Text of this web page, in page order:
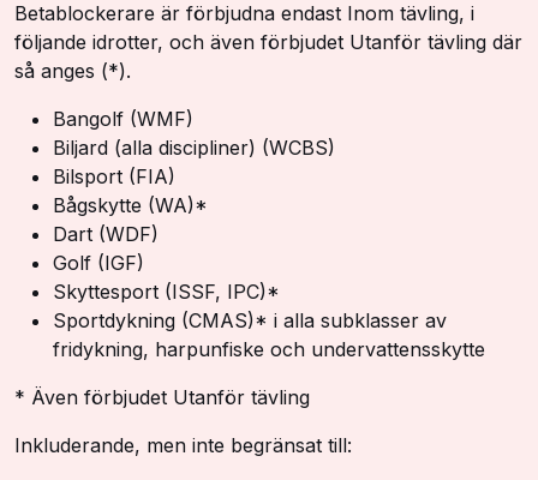
Betablockerare är förbjudna endast Inom tävling, i
följande idrotter, och även förbjudet Utanför tävling där
så anges (*).
Bangolf (WMF)
Biljard (alla discipliner) (WCBS)
Bilsport (FIA)
Bågskytte (WA)*
Dart (WDF)
Golf (IGF)
Skyttesport (ISSF, IPC)*
Sportdykning (CMAS)* i alla subklasser av
fridykning, harpunfiske och undervattensskytte
* Även förbjudet Utanför tävling
Inkluderande, men inte begränsat till: